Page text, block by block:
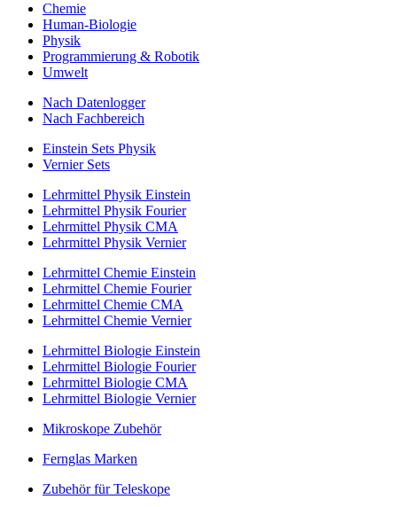
Chemie
Human-Biologie
Physik
Programmierung & Robotik
Umwelt
Nach Datenlogger
Nach Fachbereich
Einstein Sets Physik
Vernier Sets
Lehrmittel Physik Einstein
Lehrmittel Physik Fourier
Lehrmittel Physik CMA
Lehrmittel Physik Vernier
Lehrmittel Chemie Einstein
Lehrmittel Chemie Fourier
Lehrmittel Chemie CMA
Lehrmittel Chemie Vernier
Lehrmittel Biologie Einstein
Lehrmittel Biologie Fourier
Lehrmittel Biologie CMA
Lehrmittel Biologie Vernier
Mikroskope Zubehör
Fernglas Marken
Zubehör für Teleskope